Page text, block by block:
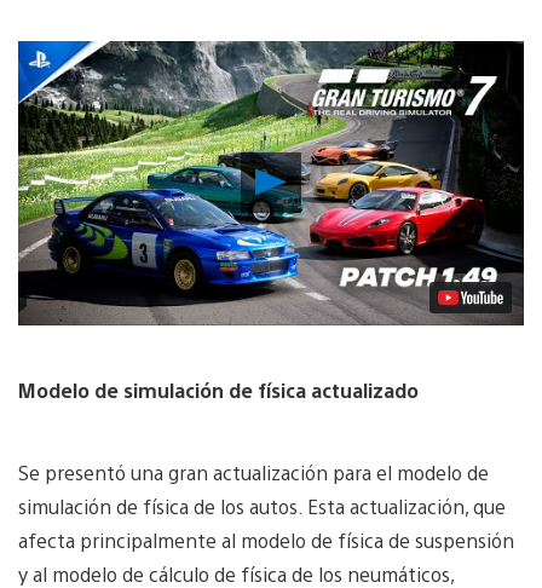
Reproducir
Video
Modelo de simulación de física actualizado
Se presentó una gran actualización para el modelo de
simulación de física de los autos. Esta actualización, que
afecta principalmente al modelo de física de suspensión
y al modelo de cálculo de física de los neumáticos,